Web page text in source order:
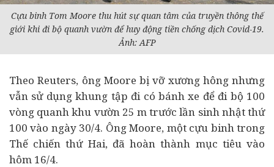
Cựu binh Tom Moore thu hút sự quan tâm của truyền thông thế
giới khi đi bộ quanh vườn để huy động tiền chống dịch Covid-19.
Ảnh: AFP
Theo Reuters, ông Moore bị vỡ xương hông nhưng
vẫn sử dụng khung tập đi có bánh xe để đi bộ 100
vòng quanh khu vườn 25 m trước lần sinh nhật thứ
100 vào ngày 30/4. ÔngMoore, một cựu binh trong
Thế chiến thứ Hai, đãhoàn thành mục tiêu vào
hôm 16/4.